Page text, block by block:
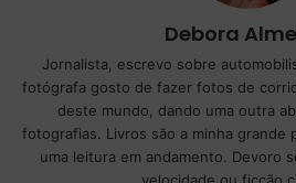
Debora
Jornalista, escrevo sobre
fotógrafa gosto de fazer fotos de
deste mundo, dando uma outra
fotografias. Livros são a minha grande
uma leitura em andamento. Devoro
velocidade ou ficção